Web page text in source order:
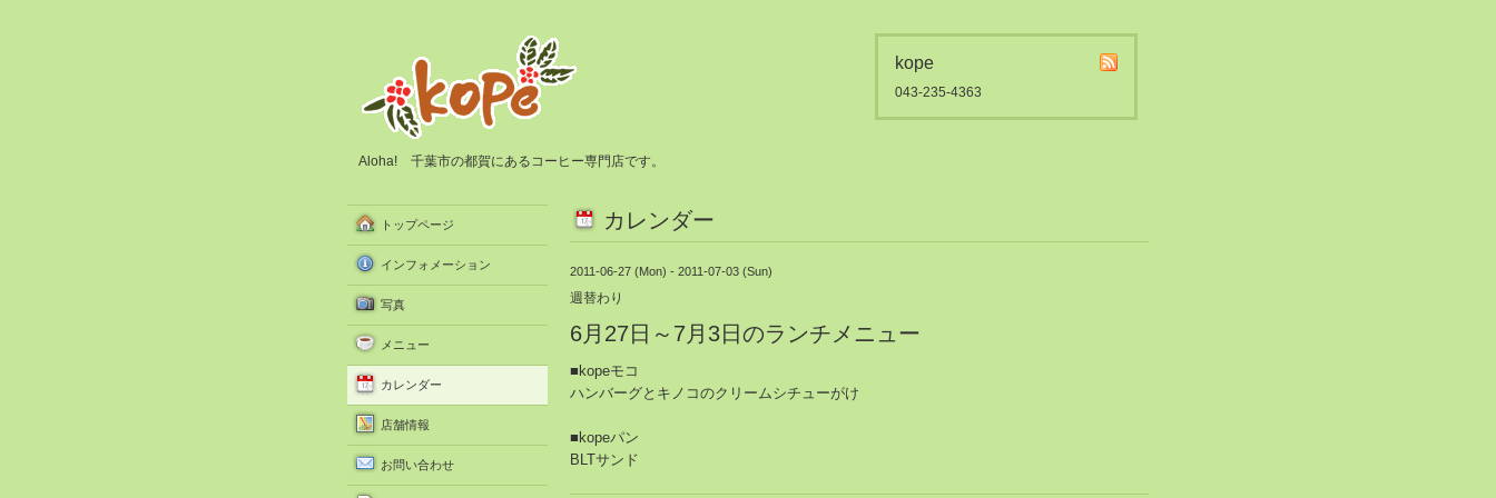
kope
043-235-4363
Aloha! 千葉市の都賀にあるコーヒー専門店です。
カレンダー
2011-06-27 (Mon) - 2011-07-03 (Sun)
週替わり
6月27日～7月3日のランチメニュー
■kopeモコ
ハンバーグとキノコのクリームシチューがけ
■kopeパン
BLTサンド
トップページ
インフォメーション
写真
メニュー
カレンダー
店舗情報
お問い合わせ